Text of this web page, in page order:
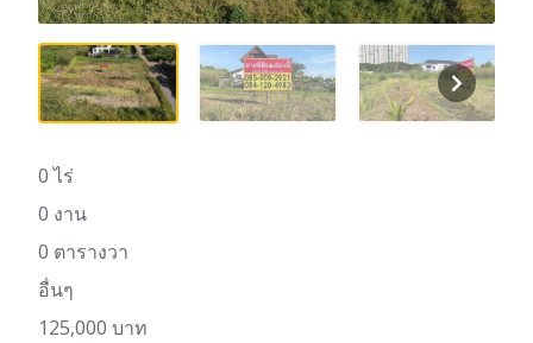
0 ไร่
0 งาน
0 ตารางวา
อื่นๆ
125,000 บาท